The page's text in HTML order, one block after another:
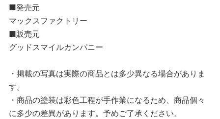
■発売元
マックスファクトリー
■販売元
グッドスマイルカンパニー
・掲載の写真は実際の商品とは多少異なる場合がありま
す。
・商品の塗装は彩色工程が手作業になるため、商品個々
に多少の差異があります。予めご了承ください。